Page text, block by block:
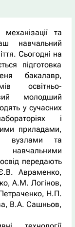
та
навчальний
Сьогодні на
підготовка
бакалавр,
освітньо-
молодший
у сучасних
і
приладами,
вузлами та
навчальними
передають
Авраменко,
А.М. Логінов,
Н.П.
В.А. Сашньов,